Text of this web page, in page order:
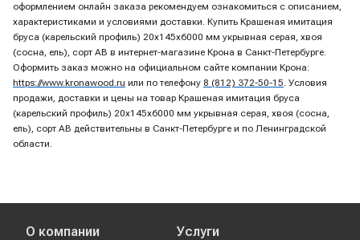
оформлением онлайн заказа рекомендуем ознакомиться с описанием,
характеристиками и условиями доставки. Купить Крашеная имитация
бруса (карельский профиль) 20х145х6000 мм укрывная серая, хвоя
(сосна, ель), сорт АВ в интернет-магазине Крона в Санкт-Петербурге.
Оформить заказ можно на официальном сайте компании Крона:
https://www.kronawood.ru или по телефону 8 (812) 372-50-15. Условия
продажи, доставки и цены на товар Крашеная имитация бруса
(карельский профиль) 20х145х6000 мм укрывная серая, хвоя (сосна,
ель), сорт АВ действительны в Санкт-Петербурге и по Ленинградской
области.
О компании Услуги